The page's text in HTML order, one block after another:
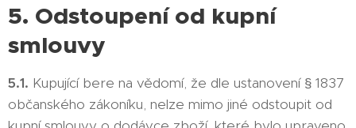
5. Odstoupení od kupní
smlouvy
5.1. Kupující bere na vědomí, že dle ustanovení § 1837
občanského zákoníku, nelze mimo jiné odstoupit od